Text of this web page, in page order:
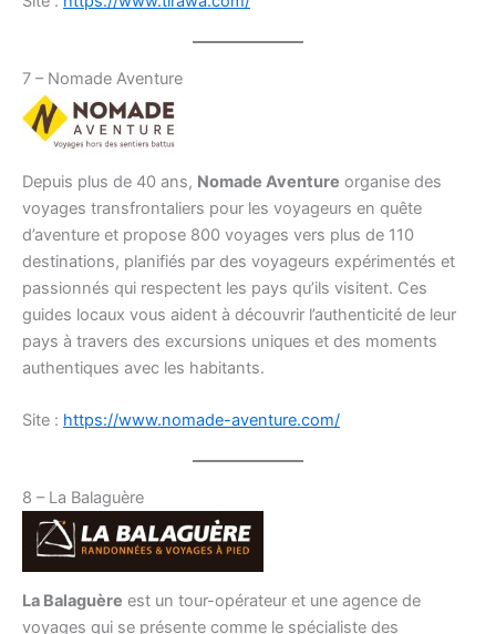
7 – Nomade Aventure
Depuis plus de 40 ans, Nomade Aventure organise des
voyages transfrontaliers pour les voyageurs en quête
d’aventure et propose 800 voyages vers plus de 110
destinations, planifiés par des voyageurs expérimentés et
passionnés qui respectent les pays qu’ils visitent. Ces
guides locaux vous aident à découvrir l’authenticité de leur
pays à travers des excursions uniques et des moments
authentiques avec les habitants.
Site : https://www.nomade-aventure.com/
8 – La Balaguère
La Balaguère est un tour-opérateur et une agence de
voyages qui se présente comme le spécialiste des